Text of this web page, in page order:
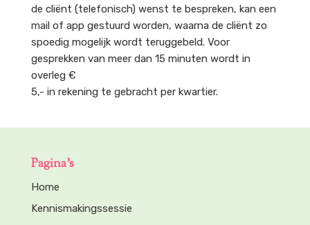
de cliënt (telefonisch) wenst te bespreken, kan een
mail of app gestuurd worden, waarna de cliënt zo
spoedig mogelijk wordt teruggebeld. Voor
gesprekken van meer dan 15 minuten wordt in
overleg €
5,- in rekening te gebracht per kwartier.
Pagina’s
Home
Kennismakingssessie